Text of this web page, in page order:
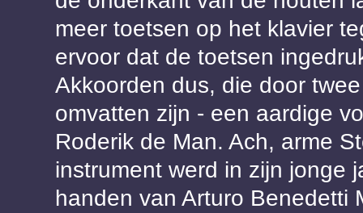
meer toetsen op het klavier
ervoor dat de toetsen
Akkoorden dus, die door
omvatten zijn - een aardige
Roderik de Man. Ach, arme
instrument werd in zijn jonge
handen van Arturo Benedetti